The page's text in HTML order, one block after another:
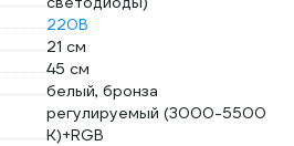
220В
21 см
45 см
белый, бронза
регулируемый (3000-5500
К)+RGB